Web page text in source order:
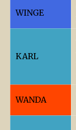
WINGE
KARL
WANDA